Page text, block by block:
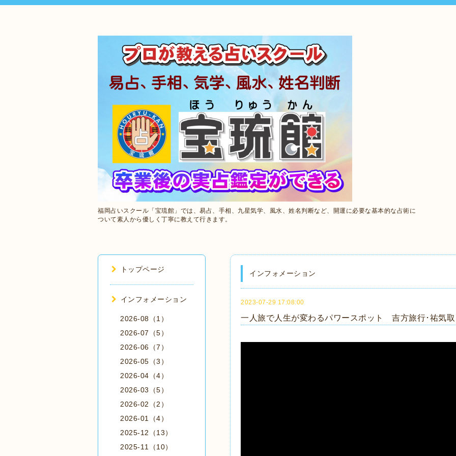
福岡占いスクール「宝琉館」では、易占、手相、九星気学、風水、姓名判断など、開運に必要な基本的な占術に
ついて素人から優しく丁寧に教えて行きます。
インフォメーション
2023-07-29 17:08:00
一人旅で人生が変わるパワースポット 吉方旅行･祐気
トップページ
インフォメーション
2026-08（1）
2026-07（5）
2026-06（7）
2026-05（3）
2026-04（4）
2026-03（5）
2026-02（2）
2026-01（4）
2025-12（13）
2025-11（10）